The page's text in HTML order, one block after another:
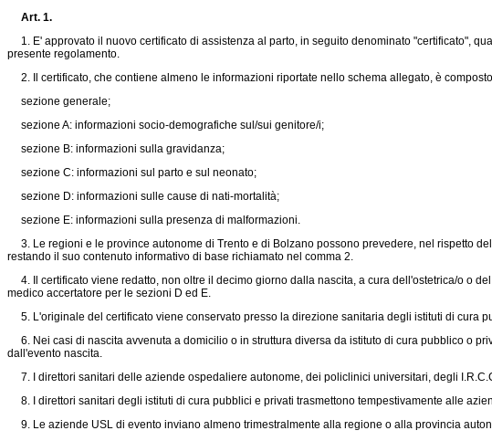
Art. 1.
1. E' approvato il nuovo certificato di assistenza al parto, in seguito denominato "certificato",
presente regolamento.
2. Il certificato, che contiene almeno le informazioni riportate nello schema allegato, è
sezione generale;
sezione A: informazioni socio-demografiche sul/sui genitore/i;
sezione B: informazioni sulla gravidanza;
sezione C: informazioni sul parto e sul neonato;
sezione D: informazioni sulle cause di nati-mortalità;
sezione E: informazioni sulla presenza di malformazioni.
3. Le regioni e le province autonome di Trento e di Bolzano possono prevedere, nel rispetto
restando il suo contenuto informativo di base richiamato nel comma 2.
4. Il certificato viene redatto, non oltre il decimo giorno dalla nascita, a cura dell'ostetrica/o o
medico accertatore per le sezioni D ed E.
5. L'originale del certificato viene conservato presso la direzione sanitaria degli istituti di cura
6. Nei casi di nascita avvenuta a domicilio o in struttura diversa da istituto di cura pubblico o
dall'evento nascita.
7. I direttori sanitari delle aziende ospedaliere autonome, dei policlinici universitari, degli
8. I direttori sanitari degli istituti di cura pubblici e privati trasmettono tempestivamente alle
9. Le aziende USL di evento inviano almeno trimestralmente alla regione o alla provincia